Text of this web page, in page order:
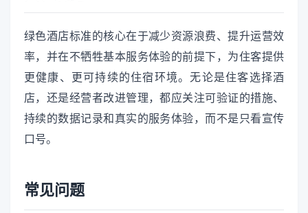
绿色酒店标准的核心在于减少资源浪费、提升运营效
率，并在不牺牲基本服务体验的前提下，为住客提供
更健康、更可持续的住宿环境。无论是住客选择酒
店，还是经营者改进管理，都应关注可验证的措施、
持续的数据记录和真实的服务体验，而不是只看宣传
口号。
常见问题